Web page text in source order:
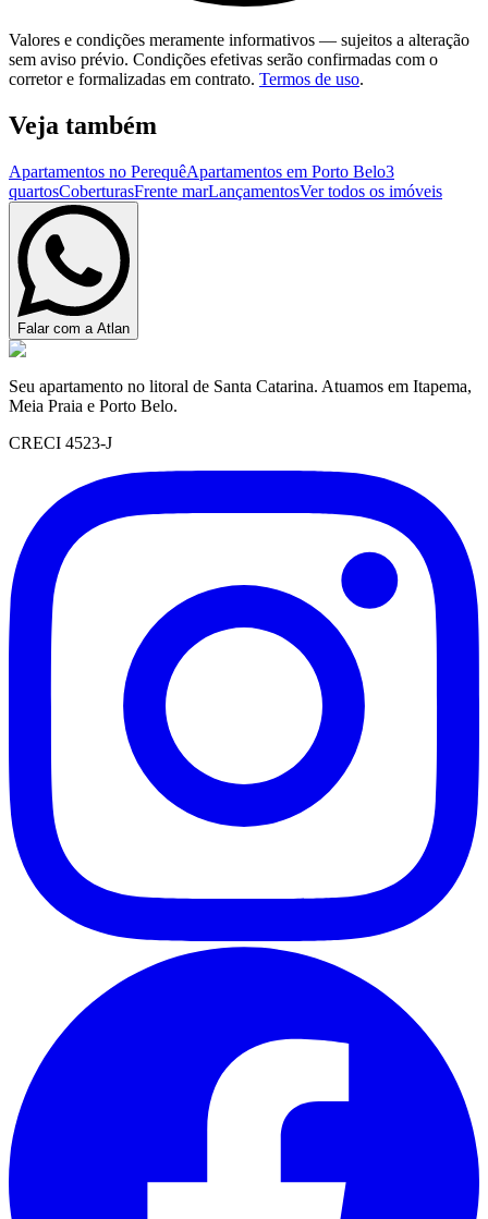
Valores e condições meramente informativos — sujeitos a alteração
sem aviso prévio. Condições efetivas serão confirmadas com o
corretor e formalizadas em contrato. Termos de uso.
Veja também
Apartamentos no PerequêApartamentos em Porto Belo3
quartosCoberturasFrente marLançamentosVer todos os imóveis
Falar com a Atlan
Seu apartamento no litoral de Santa Catarina. Atuamos em Itapema,
Meia Praia e Porto Belo.
CRECI 4523-J